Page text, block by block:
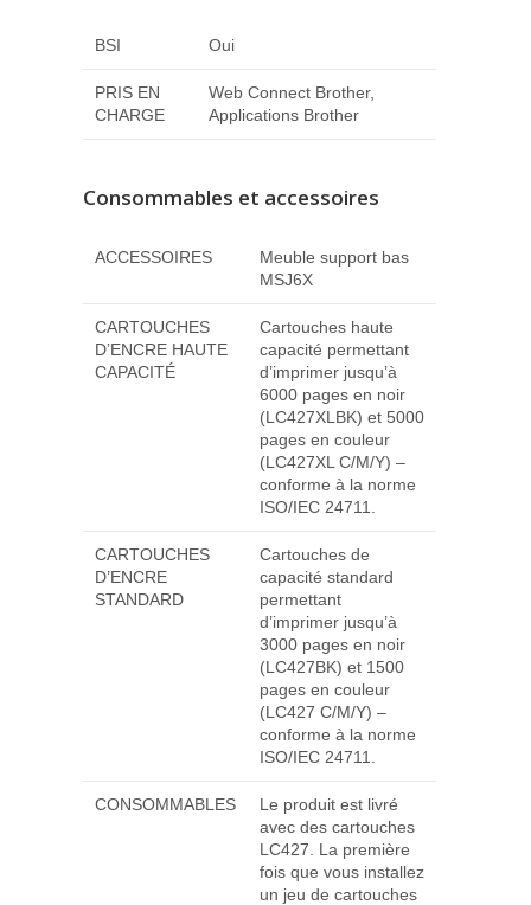
BSI Oui
PRIS EN
CHARGE
Web Connect Brother,
Applications Brother
Consommables et accessoires
ACCESSOIRES
Meuble support bas
MSJ6X
CARTOUCHES
D’ENCRE HAUTE
CAPACITÉ
Cartouches haute
capacité permettant
d’imprimer jusqu’à
6000 pages en noir
(LC427XLBK) et 5000
pages en couleur
(LC427XL C/M/Y) –
conforme à la norme
ISO/IEC 24711.
CARTOUCHES
D’ENCRE
STANDARD
Cartouches de
capacité standard
permettant
d’imprimer jusqu’à
3000 pages en noir
(LC427BK) et 1500
pages en couleur
(LC427 C/M/Y) –
conforme à la norme
ISO/IEC 24711.
CONSOMMABLES
Le produit est livré
avec des cartouches
LC427. La première
fois que vous installez
un jeu de cartouches